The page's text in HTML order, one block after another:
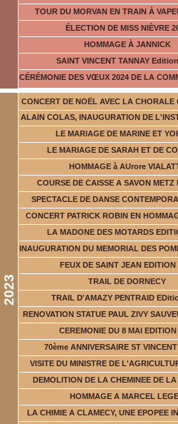
2023
TOUR DU MORVAN EN TRAIN À
ÉLECTION DE MISS NIÈVRE
HOMMAGE À JANNICK
SAINT VINCENT TANNAY
CÉRÉMONIE DES VŒUX 2024 DE LA
CONCERT DE NOËL AVEC LA CHORALE
ALAIN COLAS, INAUGURATION DE
LE MARIAGE DE MARINE ET
LE MARIAGE DE SARAH ET DE
HOMMAGE à AUrore
COURSE DE CAISSE A SAVON METZ
SPECTACLE DE DANSE
CONCERT PATRICK ROBIN EN
LA MADONE DES MOTARDS
INAUGURATION DU MEMORIAL DES
FEUX DE SAINT JEAN EDITION
TRAIL DE DORNECY
TRAIL D'AMAZY PENTRAID
RENOVATION STATUE PAUL ZIVY
CEREMONIE DU 8 MAI EDITION
70ème ANNIVERSAIRE ST
VISITE DU MINISTRE DE
DEMOLITION DE LA CHEMINEE DE
HOMMAGE A MARCEL
LA CHIMIE A CLAMECY, UNE EPOPEE